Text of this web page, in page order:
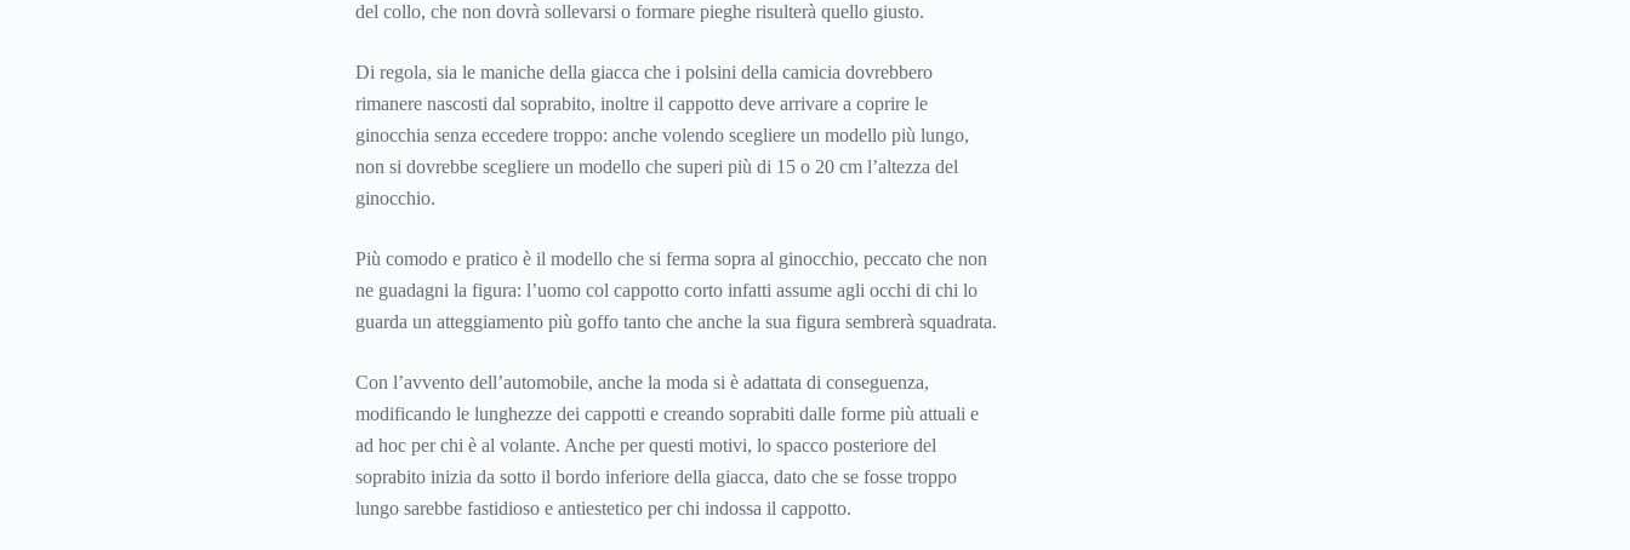
del collo, che non dovrà sollevarsi o formare pieghe risulterà quello giusto.
Di regola, sia le maniche della giacca che i polsini della camicia dovrebbero
rimanere nascosti dal soprabito, inoltre il cappotto deve arrivare a coprire le
ginocchia senza eccedere troppo: anche volendo scegliere un modello più lungo,
non si dovrebbe scegliere un modello che superi più di 15 o 20 cm l’altezza del
ginocchio.
Più comodo e pratico è il modello che si ferma sopra al ginocchio, peccato che non
ne guadagni la figura: l’uomo col cappotto corto infatti assume agli occhi di chi lo
guarda un atteggiamento più goffo tanto che anche la sua figura sembrerà squadrata.
Con l’avvento dell’automobile, anche la moda si è adattata di conseguenza,
modificando le lunghezze dei cappotti e creando soprabiti dalle forme più attuali e
ad hoc per chi è al volante. Anche per questi motivi, lo spacco posteriore del
soprabito inizia da sotto il bordo inferiore della giacca, dato che se fosse troppo
lungo sarebbe fastidioso e antiestetico per chi indossa il cappotto.